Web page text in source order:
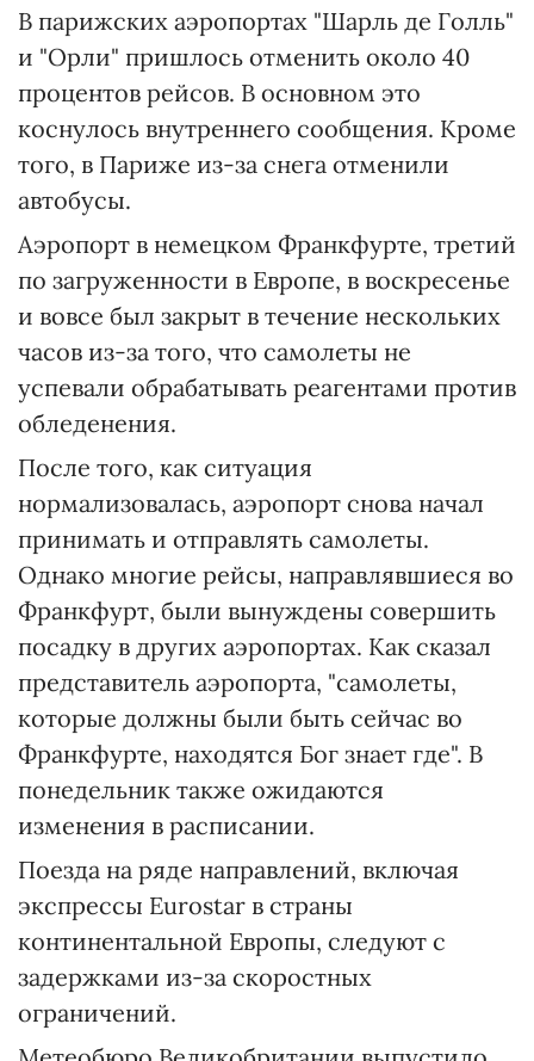
В парижских аэропортах "Шарль де Голль"
и "Орли" пришлось отменить около 40
процентов рейсов. В основном это
коснулось внутреннего сообщения. Кроме
того, в Париже из-за снега отменили
автобусы.
Аэропорт в немецком Франкфурте, третий
по загруженности в Европе, в воскресенье
и вовсе был закрыт в течение нескольких
часов из-за того, что самолеты не
успевали обрабатывать реагентами против
обледенения.
После того, как ситуация
нормализовалась, аэропорт снова начал
принимать и отправлять самолеты.
Однако многие рейсы, направлявшиеся во
Франкфурт, были вынуждены совершить
посадку в других аэропортах. Как сказал
представитель аэропорта, "самолеты,
которые должны были быть сейчас во
Франкфурте, находятся Бог знает где". В
понедельник также ожидаются
изменения в расписании.
Поезда на ряде направлений, включая
экспрессы Eurostar в страны
континентальной Европы, следуют с
задержками из-за скоростных
ограничений.